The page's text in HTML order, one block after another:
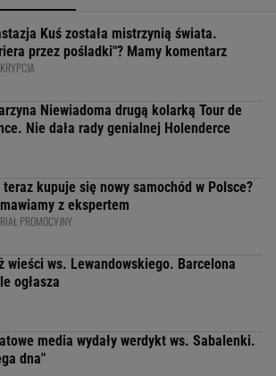
Kuś została mistrzynią świata.
przez pośladki"? Mamy komentarz
Niewiadoma drugą kolarką Tour de
Nie dała rady genialnej Holenderce
kupuje się nowy samochód w Polsce?
z ekspertem
PROMOCYJNY
wieści ws. Lewandowskiego. Barcelona
ogłasza
media wydały werdykt ws. Sabalenki.
dna"